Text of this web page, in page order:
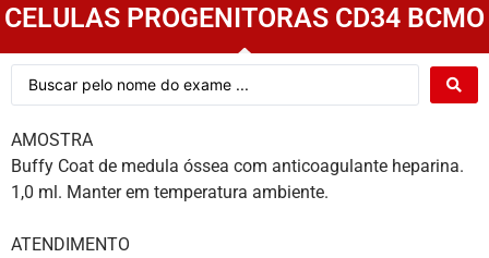
CELULAS PROGENITORAS CD34 BCMO
AMOSTRA
Buffy Coat de medula óssea com anticoagulante heparina.
1,0 ml. Manter em temperatura ambiente.
ATENDIMENTO